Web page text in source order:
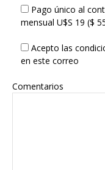
Pago único al
mensual U$S 19 ($
Acepto las
en este correo
Comentarios